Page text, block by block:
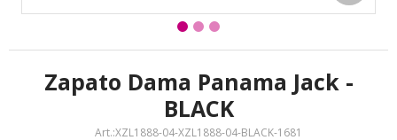
Zapato Dama Panama Jack -
BLACK
XZL1888-04-XZL1888-04-BLACK-1681